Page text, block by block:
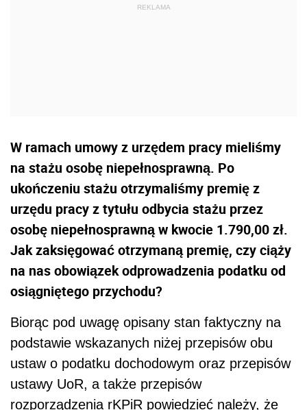
W ramach umowy z urzędem pracy mieliśmy
na stażu osobę niepełnosprawną. Po
ukończeniu stażu otrzymaliśmy premię z
urzędu pracy z tytułu odbycia stażu przez
osobę niepełnosprawną w kwocie 1.790,00 zł.
Jak zaksięgować otrzymaną premię, czy ciąży
na nas obowiązek odprowadzenia podatku od
osiągniętego przychodu?
Biorąc pod uwagę opisany stan faktyczny na
podstawie wskazanych niżej przepisów obu
ustaw o podatku dochodowym oraz przepisów
ustawy UoR, a także przepisów
rozporządzenia rKPiR powiedzieć należy, że